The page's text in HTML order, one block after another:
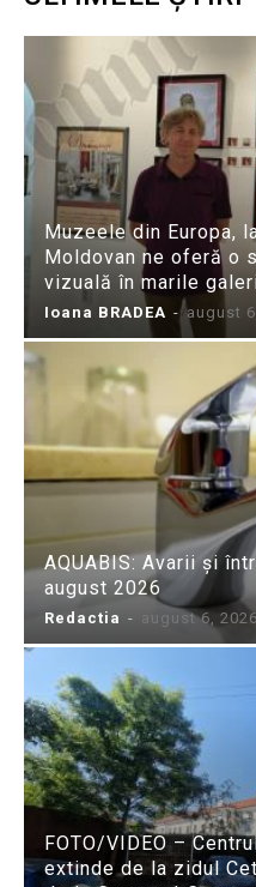
Muzeele din Europa,
Moldovan ne oferă o
vizuală în marile
Ioana BRADEA - august
AQUABIS: Avarii și
august 2026
Redactia - august 6,
FOTO/VIDEO –
extinde de la zidul